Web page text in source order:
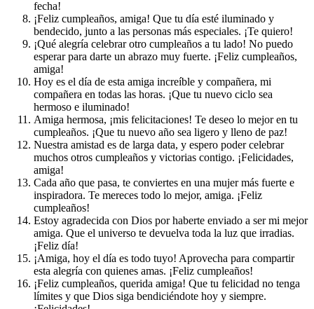
fecha!
¡Feliz cumpleaños, amiga! Que tu día esté iluminado y
bendecido, junto a las personas más especiales. ¡Te quiero!
¡Qué alegría celebrar otro cumpleaños a tu lado! No puedo
esperar para darte un abrazo muy fuerte. ¡Feliz cumpleaños,
amiga!
Hoy es el día de esta amiga increíble y compañera, mi
compañera en todas las horas. ¡Que tu nuevo ciclo sea
hermoso e iluminado!
Amiga hermosa, ¡mis felicitaciones! Te deseo lo mejor en tu
cumpleaños. ¡Que tu nuevo año sea ligero y lleno de paz!
Nuestra amistad es de larga data, y espero poder celebrar
muchos otros cumpleaños y victorias contigo. ¡Felicidades,
amiga!
Cada año que pasa, te conviertes en una mujer más fuerte e
inspiradora. Te mereces todo lo mejor, amiga. ¡Feliz
cumpleaños!
Estoy agradecida con Dios por haberte enviado a ser mi mejor
amiga. Que el universo te devuelva toda la luz que irradias.
¡Feliz día!
¡Amiga, hoy el día es todo tuyo! Aprovecha para compartir
esta alegría con quienes amas. ¡Feliz cumpleaños!
¡Feliz cumpleaños, querida amiga! Que tu felicidad no tenga
límites y que Dios siga bendiciéndote hoy y siempre.